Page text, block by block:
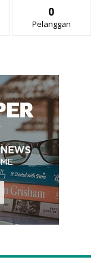
0
Pelanggan